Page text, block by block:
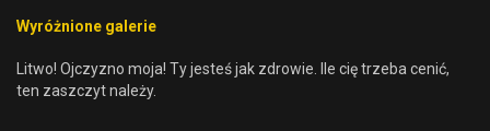
Wyróżnione galerie
Litwo! Ojczyzno moja! Ty jesteś jak zdrowie. Ile cię trzeba cenić,
ten zaszczyt należy.